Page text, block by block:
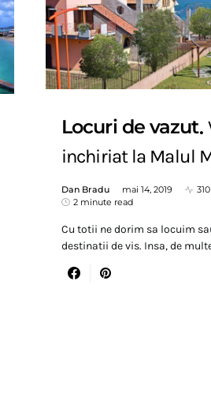
Locuri de vazut
inchiriat la Malul
Dan Bradu mai 14, 2019
2 minute read
Cu totii ne dorim sa locuim
destinatii de vis. Insa, de